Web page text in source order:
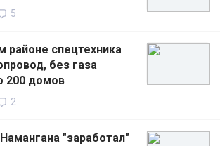
5
районе спецтехника
без газа
200 домов
2
"заработал"